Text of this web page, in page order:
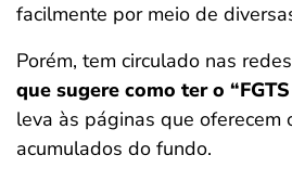
facilmente por meio de
Porém, tem circulado nas
que sugere como ter o
leva às páginas que oferecem
acumulados do fundo.